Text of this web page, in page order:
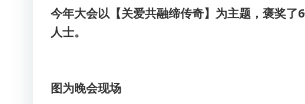
今年大会以【关爱共融缔传奇】为主题，褒奖
人士。
图为晚会现场